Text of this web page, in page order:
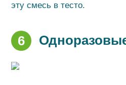
эту смесь в тесто.
6